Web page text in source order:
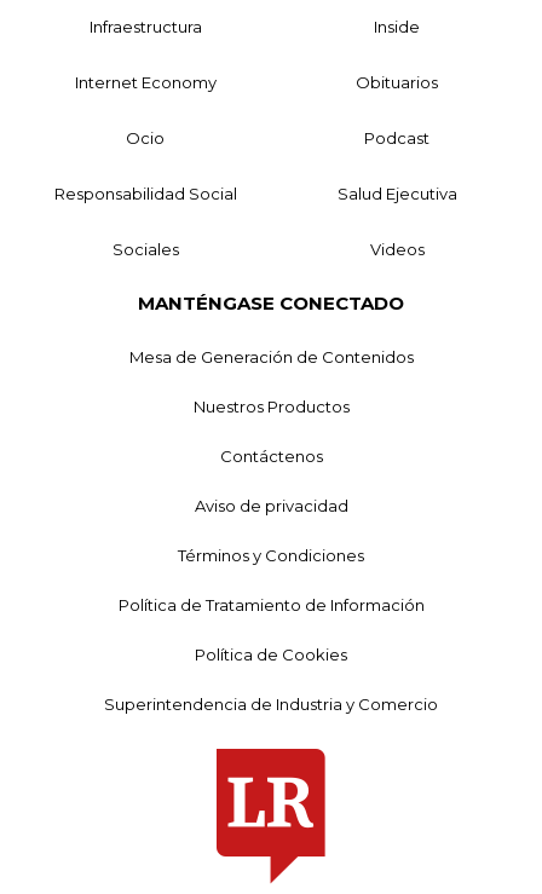
Infraestructura Inside
Internet Economy Obituarios
Ocio Podcast
Responsabilidad Social Salud Ejecutiva
Sociales Videos
MANTÉNGASE CONECTADO
Mesa de Generación de Contenidos
Nuestros Productos
Contáctenos
Aviso de privacidad
Términos y Condiciones
Política de Tratamiento de Información
Política de Cookies
Superintendencia de Industria y Comercio